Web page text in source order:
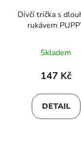
Dívčí trička s
rukávem
Skladem
147 Kč
DETAIL